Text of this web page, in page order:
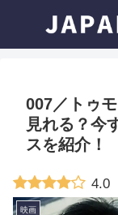
007／トゥ
見れる？今
スを紹介！
4.0
映画